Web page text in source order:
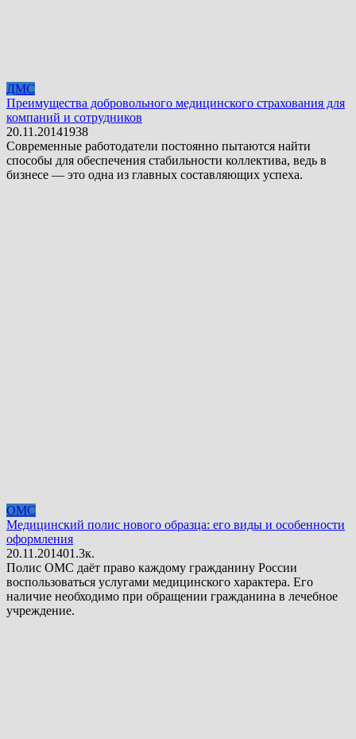
ДМС
Преимущества добровольного медицинского страхования для
компаний и сотрудников
20.11.20141938
Современные работодатели постоянно пытаются найти
способы для обеспечения стабильности коллектива, ведь в
бизнесе — это одна из главных составляющих успеха.
ОМС
Медицинский полис нового образца: его виды и особенности
оформления
20.11.201401.3к.
Полис ОМС даёт право каждому гражданину России
воспользоваться услугами медицинского характера. Его
наличие необходимо при обращении гражданина в лечебное
учреждение.